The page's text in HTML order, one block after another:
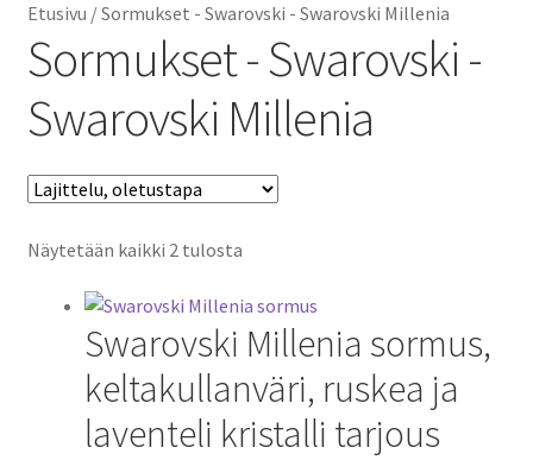
Etusivu /Sormukset - Swarovski - Swarovski Millenia
Sormukset - Swarovski -
Swarovski Millenia
Näytetään kaikki 2 tulosta
Swarovski Millenia sormus,
keltakullanväri, ruskea ja
laventeli kristalli tarjous